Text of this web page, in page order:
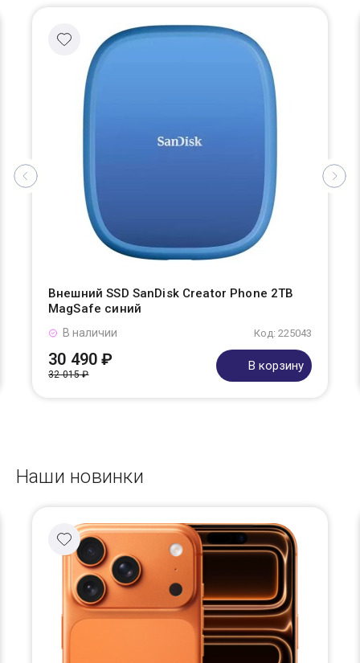
Внешний SSD SanDisk Creator Phone 2TB
MagSafe синий
Код: 225043
В наличии
30 490 ₽
32 015 ₽
В корзину
Наши новинки